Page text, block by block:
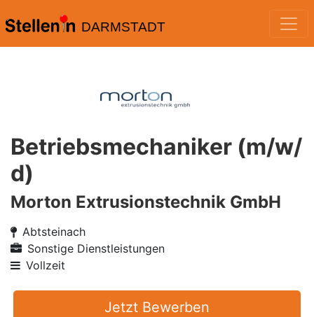
DARMSTADT
Betriebsmechaniker (m/w/
d)
Morton Extrusionstechnik GmbH
Abtsteinach
Sonstige Dienstleistungen
Vollzeit
Jetzt Bewerben